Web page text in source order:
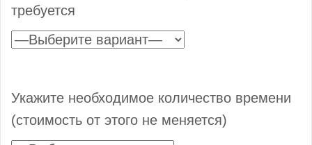
требуется
Укажите необходимое количество времени
(стоимость от этого не меняется)